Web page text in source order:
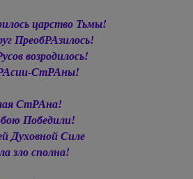
царство Тьмы!
ПреобРАзилось!
возродилось!
СтРАны!
СтРАна!
Победили!
Духовной Силе
зло сполна!